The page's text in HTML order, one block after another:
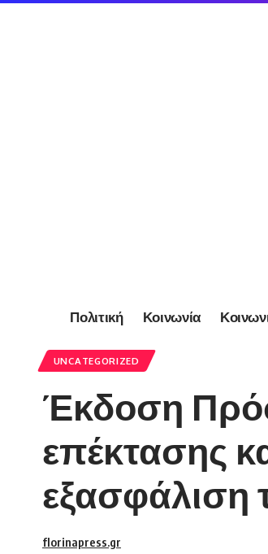
Πολιτική Κοινωνία
UNCATEGORIZED
Έκδοση
επέκτασης
εξασφάλιση
florinapress.gr